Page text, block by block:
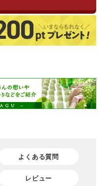
よくある質問
レビュー